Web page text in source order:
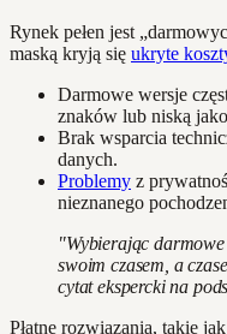
Rynek pełen jest
maską kryją się ukryte
Darmowe wersje
znaków lub niską
Brak wsparcia
danych.
Problemy z
nieznanego
"Wybierając
swoim czasem, a
cytat ekspercki na
Płatne rozwiązania, takie